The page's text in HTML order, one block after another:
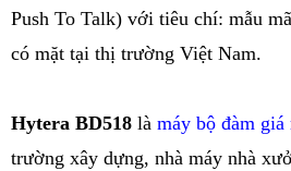
Push To Talk) với tiêu chí: mẫu
có mặt tại thị trường Việt Nam.
Hytera BD518 là máy bộ đàm giá
trường xây dựng, nhà máy nhà